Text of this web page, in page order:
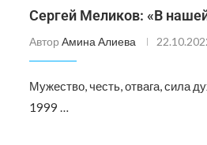
Сергей Меликов: «В
Автор Амина Алиева
Мужество, честь, отвага, сила
1999 …